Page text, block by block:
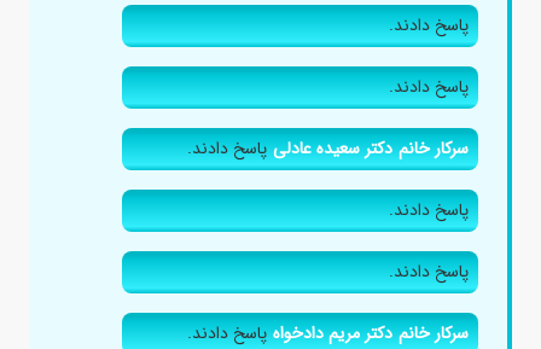
پاسخ دادند.
پاسخ دادند.
سرکار خانم دکتر سعیده عادلیپاسخ دادند.
پاسخ دادند.
پاسخ دادند.
سرکار خانم دکتر مریم دادخواهپاسخ دادند.